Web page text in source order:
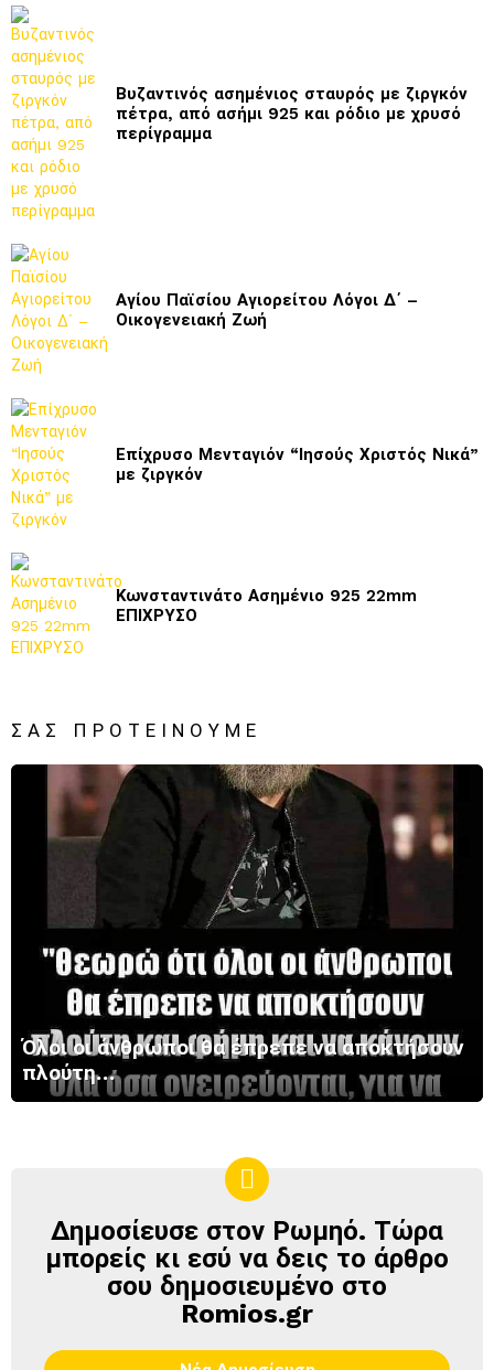
Βυζαντινός ασημένιος σταυρός με ζιργκόν
πέτρα, από ασήμι 925 και ρόδιο με χρυσό
περίγραμμα
Αγίου Παϊσίου Αγιορείτου Λόγοι Δ΄ –
Οικογενειακή Ζωή
Επίχρυσο Μενταγιόν “Ιησούς Χριστός Νικά”
με ζιργκόν
Κωνσταντινάτο Ασημένιο 925 22mm
ΕΠΙΧΡΥΣΟ
ΣΑΣ ΠΡΟΤΕΊΝΟΥΜΕ
Όλοι οι άνθρωποι θα έπρεπε να αποκτήσουν
πλούτη…
ΔΗΜΟΣΊΕΥΣΕ
ΣΤΟΝ
ΡΩΜΗΌ
Δημοσίευσε στον Ρωμηό. Τώρα
μπορείς κι εσύ να δεις το άρθρο
σου δημοσιευμένο στο
Romios.gr